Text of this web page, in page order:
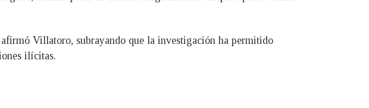
Villatoro, subrayando que la investigación ha permitido
ilícitas.